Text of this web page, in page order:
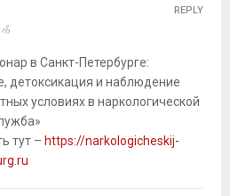
က်
в Санкт-Петербурге:
детоксикация и наблюдение
условиях в наркологической
тут – https://narkologicheskij-
REPLY